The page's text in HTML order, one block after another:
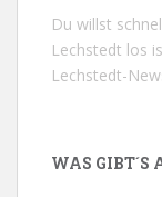
Du willst
Lechstedt los
Lechstedt-
WAS GIBT´S